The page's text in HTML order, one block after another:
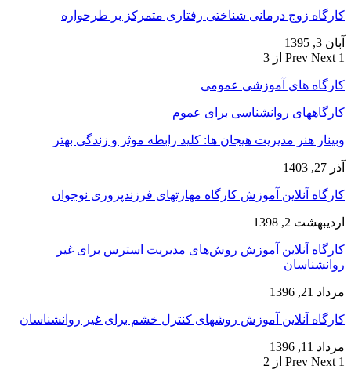
کارگاه زوج‌ درمانی شناختی رفتاری متمرکز بر طرحواره
آبان 3, 1395
Prev Next 1 از 3
کارگاه های آموزشی عمومی
کارگاههای روانشناسی برای عموم
وبینار هنر مدیریت هیجان ها: کلید رابطه موثر و زندگی بهتر
آذر 27, 1403
کارگاه آنلاین آموزش کارگاه مهارتهای فرزندپروری نوجوان
اردیبهشت 2, 1398
کارگاه آنلاین آموزش روش‌های مدیریت استرس برای غیر
روانشناسان
مرداد 21, 1396
کارگاه آنلاین آموزش روشهای کنترل خشم برای غیر روانشناسان
مرداد 11, 1396
Prev Next 1 از 2